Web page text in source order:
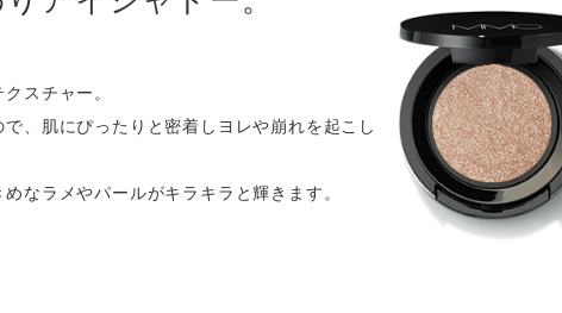
スチャー。
、肌にぴったりと密着しヨレや崩れを起こし
なラメやパールがキラキラと輝きます。